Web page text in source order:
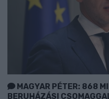
MAGYAR PÉTER: 868
BERUHÁZÁSI